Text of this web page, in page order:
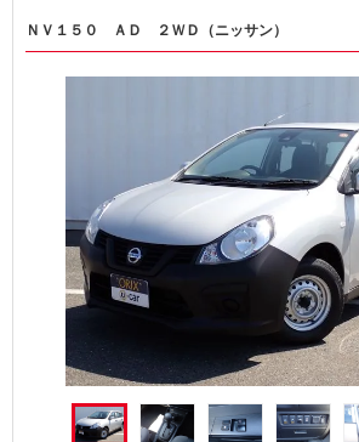
ＮＶ１５０ ＡＤ ２ＷＤ（ニッサン）